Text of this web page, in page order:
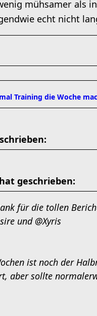
mühsamer als
echt nicht
Training die Woche
hat geschrieben:
für die tollen
und @Xyris
ist noch der
aber sollte